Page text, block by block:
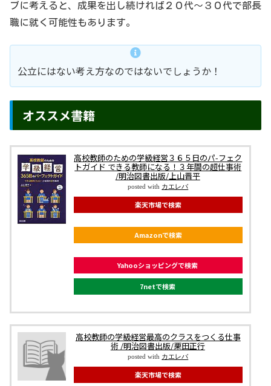
ブに考えると、成果を出し続ければ２０代〜３０代で部長
職に就く可能性もあります。
公立にはない考え方なのではないでしょうか！
オススメ書籍
高校教師のための学級経営３６５日のパ-フェク
トガイド できる教師になる！３年間の超仕事術
/明治図書出版/上山晋平
posted with カエレバ
楽天市場で検索
Amazonで検索
Yahooショッピングで検索
7netで検索
高校教師の学級経営最高のクラスをつくる仕事
術 /明治図書出版/栗田正行
posted with カエレバ
楽天市場で検索